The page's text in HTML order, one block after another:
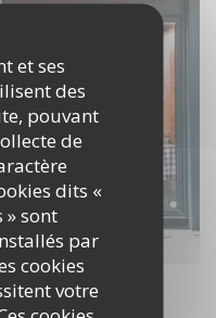
et ses
des
pouvant
de
dits «
» sont
par
cookies
votre